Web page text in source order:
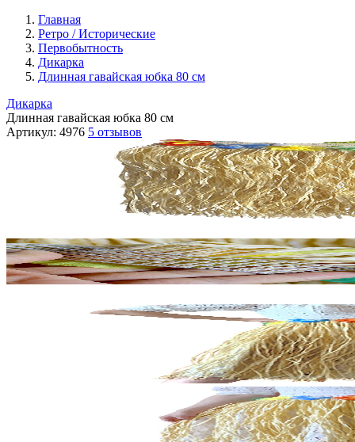
Главная
Ретро / Исторические
Первобытность
Дикарка
Длинная гавайская юбка 80 см
Дикарка
Длинная гавайская юбка 80 см
Артикул: 4976 5 отзывов